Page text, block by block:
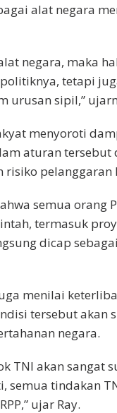
alat negara
negara, maka
tetapi
urusan sipil,”
menyoroti
aturan tersebut
pelanggaran
semua orang
termasuk
dicap sebagai
menilai
tersebut akan
negara.
TNI akan sangat
semua tindakan
ujar Ray.